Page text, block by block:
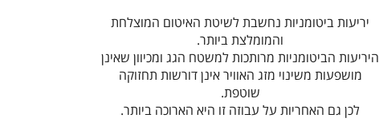
יריעות ביטומניות נחשבת לשיטת האיטום המוצלחת
והמומלצת ביותר.
היריעות הביטומניות מרותכות למשטח הגג ומכיוון שאינן
מושפעות משינוי מזג האוויר אינן דורשות תחזוקה
שוטפת.
לכן גם האחריות על עבוזה זו היא הארוכה ביותר.